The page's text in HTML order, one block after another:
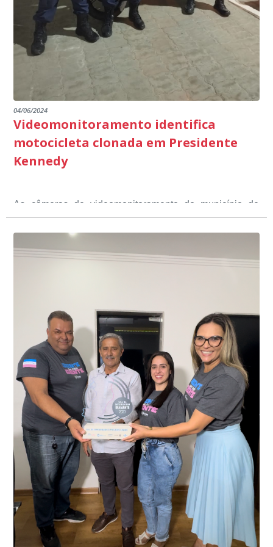
emocionantes de pais e professores no decorrer da
escuta pública.
04/06/2024
Videomonitoramento identifica
motocicleta clonada em Presidente
Kennedy
As câmeras de videomonitoramento do município de
Presidente Kennedy identificaram neste fim de semana,
01 de junho, uma motocicleta com indícios de
adulteração, imediatamente, a central de
videomonitoramento acionou a Guarda Civil Municipal,
Durante a abordagem a adulteração foi comprovada,
através da conferência do Chassi, a motocicleta, bem
conta do sistema de videomonitoramento instalado
recentemente em todo o município de Presidente
Kennedy, o sistema é integrado com outros municípios
do país, sendo possível a identificação de veículos por
meio do cruzamento de informações, nesse caso
específico, com dados de uma cidade do Estado do Rio
de Janeiro.
“Mais de 100 câmeras foram instaladas na sede e no
interior de Presidente Kennedy, garantindo mais
segurança à população, seja nas ruas, no comércio, os
produtores agropecuários. Estamos no rumo certo,
parabéns a todos os servidores que contribuem para a
segurança da nossa cidade”, destaca o prefeito Dorlei
Fontão.